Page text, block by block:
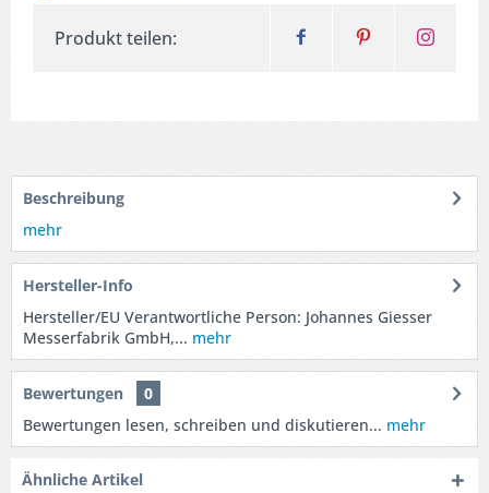
Produkt teilen:
Beschreibung
mehr
Hersteller-Info
Hersteller/EU Verantwortliche Person: Johannes Giesser
Messerfabrik GmbH,... mehr
Bewertungen
0
Bewertungen lesen, schreiben und diskutieren... mehr
Ähnliche Artikel